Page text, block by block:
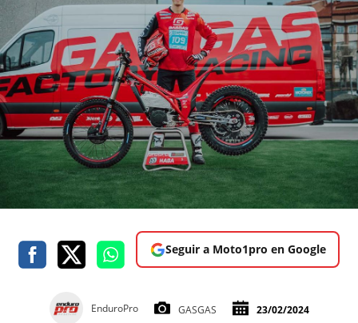
Seguir a Moto1pro en Google
EnduroPro GASGAS 23/02/2024